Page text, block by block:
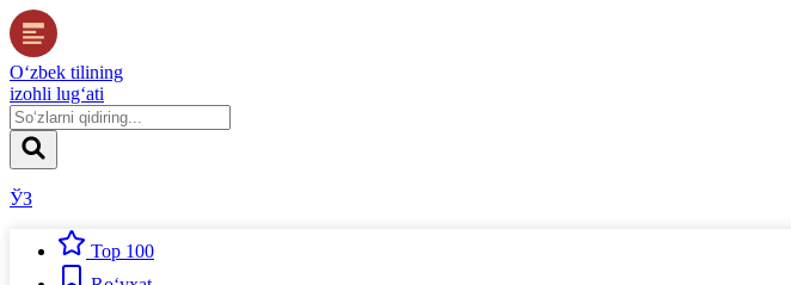
O‘zbek tilining
izohli lug‘ati
ЎЗ
Top 100